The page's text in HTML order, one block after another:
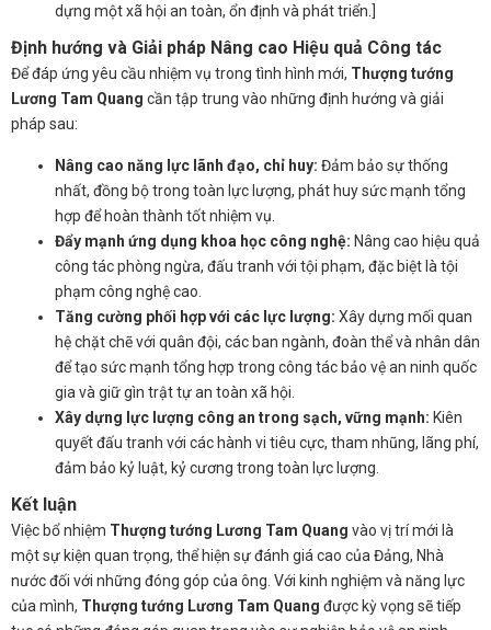
dựng một xã hội an toàn, ổn định và phát triển.]
Định hướng và Giải pháp Nâng cao Hiệu quả Công tác
Để đáp ứng yêu cầu nhiệm vụ trong tình hình mới, Thượng tướng
Lương Tam Quang cần tập trung vào những định hướng và giải
pháp sau:
Nâng cao năng lực lãnh đạo, chỉ huy: Đảm bảo sự thống
nhất, đồng bộ trong toàn lực lượng, phát huy sức mạnh tổng
hợp để hoàn thành tốt nhiệm vụ.
Đẩy mạnh ứng dụng khoa học công nghệ: Nâng cao hiệu quả
công tác phòng ngừa, đấu tranh với tội phạm, đặc biệt là tội
phạm công nghệ cao.
Tăng cường phối hợp với các lực lượng: Xây dựng mối quan
hệ chặt chẽ với quân đội, các ban ngành, đoàn thể và nhân dân
để tạo sức mạnh tổng hợp trong công tác bảo vệ an ninh quốc
gia và giữ gìn trật tự an toàn xã hội.
Xây dựng lực lượng công an trong sạch, vững mạnh: Kiên
quyết đấu tranh với các hành vi tiêu cực, tham nhũng, lãng phí,
đảm bảo kỷ luật, kỷ cương trong toàn lực lượng.
Kết luận
Việc bổ nhiệm Thượng tướng Lương Tam Quang vào vị trí mới là
một sự kiện quan trọng, thể hiện sự đánh giá cao của Đảng, Nhà
nước đối với những đóng góp của ông. Với kinh nghiệm và năng lực
của mình, Thượng tướng Lương Tam Quang được kỳ vọng sẽ tiếp